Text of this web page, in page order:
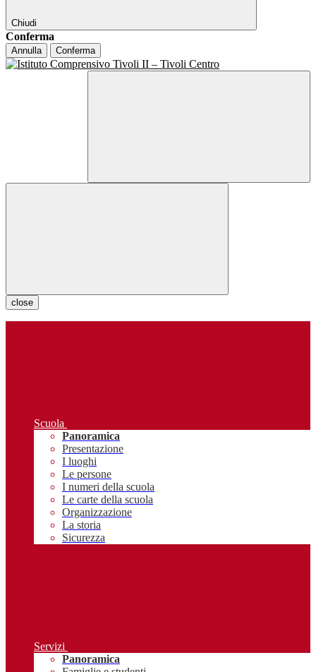
Chiudi
Conferma
Annulla Conferma
close
Scuola
Panoramica
Presentazione
I luoghi
Le persone
I numeri della scuola
Le carte della scuola
Organizzazione
La storia
Sicurezza
Servizi
Panoramica